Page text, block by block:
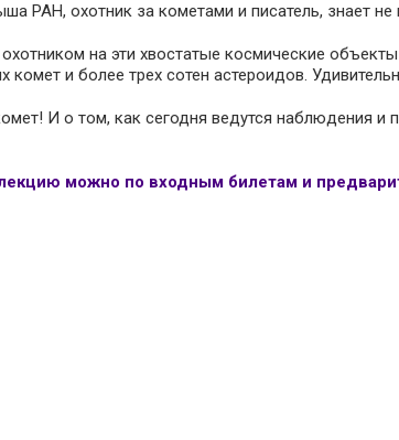
РАН, охотник за кометами и писатель, знает
на эти хвостатые космические
и более трех сотен астероидов.
И о том, как сегодня ведутся наблюдения и
можно по входным билетам и